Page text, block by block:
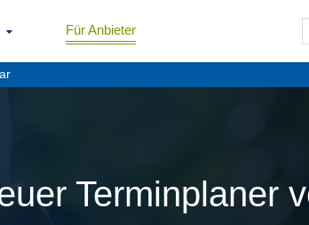
Für Anbieter
Terminplaner